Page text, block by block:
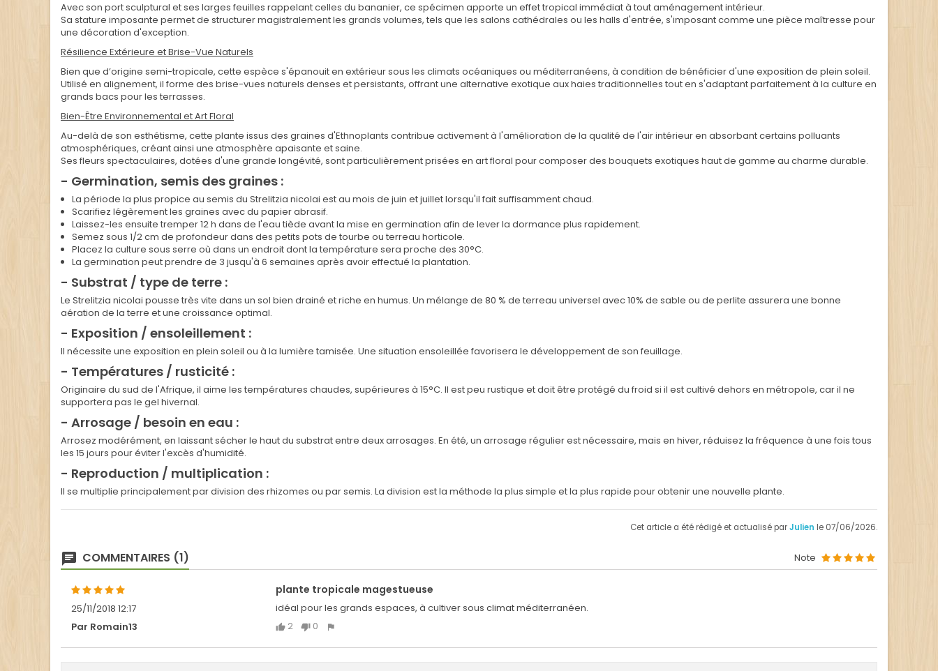
Avec son port sculptural et ses larges feuilles rappelant celles du bananier, ce spécimen apporte un effet tropical immédiat à tout aménagement intérieur.
Sa stature imposante permet de structurer magistralement les grands volumes, tels que les salons cathédrales ou les halls d'entrée, s'imposant comme une pièce maîtresse pour
une décoration d'exception.
Résilience Extérieure et Brise-Vue Naturels
Bien que d’origine semi-tropicale, cette espèce s'épanouit en extérieur sous les climats océaniques ou méditerranéens, à condition de bénéficier d'une exposition de plein soleil.
Utilisé en alignement, il forme des brise-vues naturels denses et persistants, offrant une alternative exotique aux haies traditionnelles tout en s'adaptant parfaitement à la culture en
grands bacs pour les terrasses.
Bien-Être Environnemental et Art Floral
Au-delà de son esthétisme, cette plante issus des graines d'Ethnoplants contribue activement à l'amélioration de la qualité de l'air intérieur en absorbant certains polluants
atmosphériques, créant ainsi une atmosphère apaisante et saine.
Ses fleurs spectaculaires, dotées d'une grande longévité, sont particulièrement prisées en art floral pour composer des bouquets exotiques haut de gamme au charme durable.
- Germination, semis des graines :
La période la plus propice au semis du Strelitzia nicolai est au mois de juin et juillet lorsqu'il fait suffisamment chaud.
Scarifiez légèrement les graines avec du papier abrasif.
Laissez-les ensuite tremper 12 h dans de l'eau tiède avant la mise en germination afin de lever la dormance plus rapidement.
Semez sous 1/2 cm de profondeur dans des petits pots de tourbe ou terreau horticole.
Placez la culture sous serre où dans un endroit dont la température sera proche des 30°C.
La germination peut prendre de 3 jusqu'à 6 semaines après avoir effectué la plantation.
- Substrat / type de terre :
Le Strelitzia nicolai pousse très vite dans un sol bien drainé et riche en humus. Un mélange de 80 % de terreau universel avec 10% de sable ou de perlite assurera une bonne
aération de la terre et une croissance optimal.
- Exposition / ensoleillement :
Il nécessite une exposition en plein soleil ou à la lumière tamisée. Une situation ensoleillée favorisera le développement de son feuillage.
- Températures / rusticité :
Originaire du sud de l'Afrique, il aime les températures chaudes, supérieures à 15°C. Il est peu rustique et doit être protégé du froid si il est cultivé dehors en métropole, car il ne
supportera pas le gel hivernal.
- Arrosage / besoin en eau :
Arrosez modérément, en laissant sécher le haut du substrat entre deux arrosages. En été, un arrosage régulier est nécessaire, mais en hiver, réduisez la fréquence à une fois tous
les 15 jours pour éviter l'excès d'humidité.
- Reproduction / multiplication :
Il se multiplie principalement par division des rhizomes ou par semis. La division est la méthode la plus simple et la plus rapide pour obtenir une nouvelle plante.
Cet article a été rédigé et actualisé parJulien le 07/06/2026.
COMMENTAIRES (1) Note
25/11/2018 12:17
Par Romain13
plante tropicale magestueuse
idéal pour les grands espaces, à cultiver sous climat méditerranéen.
2
0